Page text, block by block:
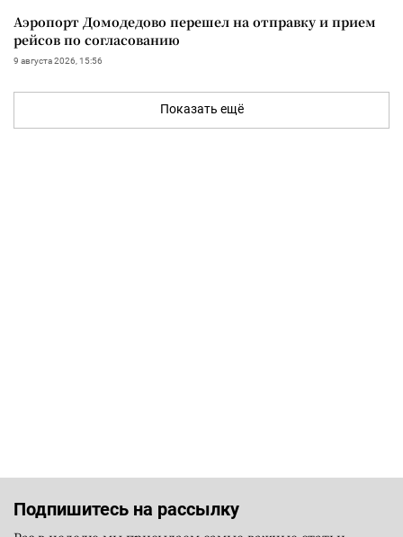
Аэропорт Домодедово перешел на отправку и прием
рейсов по согласованию
9 августа 2026, 15:56
Показать ещё
Подпишитесь на рассылку